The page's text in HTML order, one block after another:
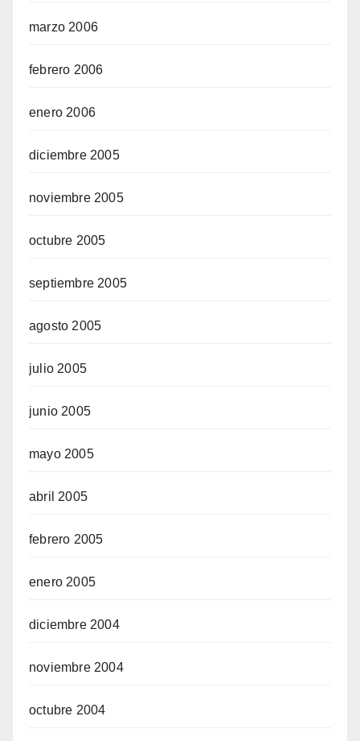
marzo 2006
febrero 2006
enero 2006
diciembre 2005
noviembre 2005
octubre 2005
septiembre 2005
agosto 2005
julio 2005
junio 2005
mayo 2005
abril 2005
febrero 2005
enero 2005
diciembre 2004
noviembre 2004
octubre 2004